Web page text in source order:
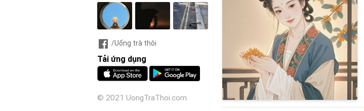
/Uống trà thôi
Tải ứng dụng
© 2021 UongTraThoi.com